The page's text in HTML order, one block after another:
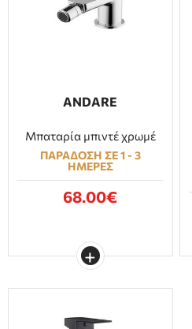
ANDARE
Μπαταρία μπιντέ χρωμέ
ΠΑΡΑΔΟΣΗ ΣΕ 1 - 3
ΗΜΕΡΕΣ
68.00€